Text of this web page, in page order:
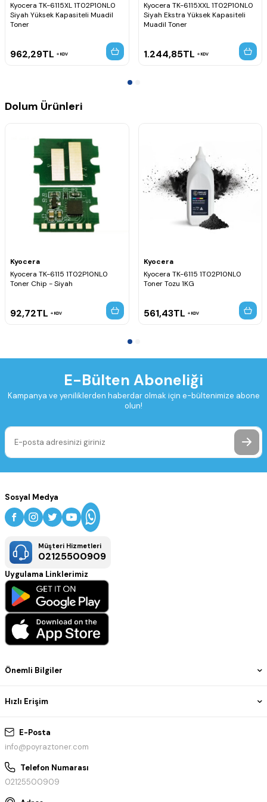
Kyocera TK-6115XL 1T02P10NL0
Siyah Yüksek Kapasiteli Muadil
Toner
962,29TL KDV
Kyocera TK-6115XXL 1T02P10NL0
Siyah Ekstra Yüksek Kapasiteli
Muadil Toner
1.244,85TL KDV
Dolum Ürünleri
Kyocera
Kyocera TK-6115 1T02P10NL0
Toner Chip - Siyah
92,72TL KDV
Kyocera
Kyocera TK-6115 1T02P10NL0
Toner Tozu 1KG
561,43TL KDV
E-Bülten Aboneliği
Kampanya ve yeniliklerden haberdar olmak için e-bültenimize abone
olun!
E-Posta
info@poyraztoner.com
Telefon Numarası
02125500909
Önemli Bilgiler
Hızlı Erişim
Sosyal Medya
Müşteri Hizmetleri
02125500909
Uygulama Linklerimiz